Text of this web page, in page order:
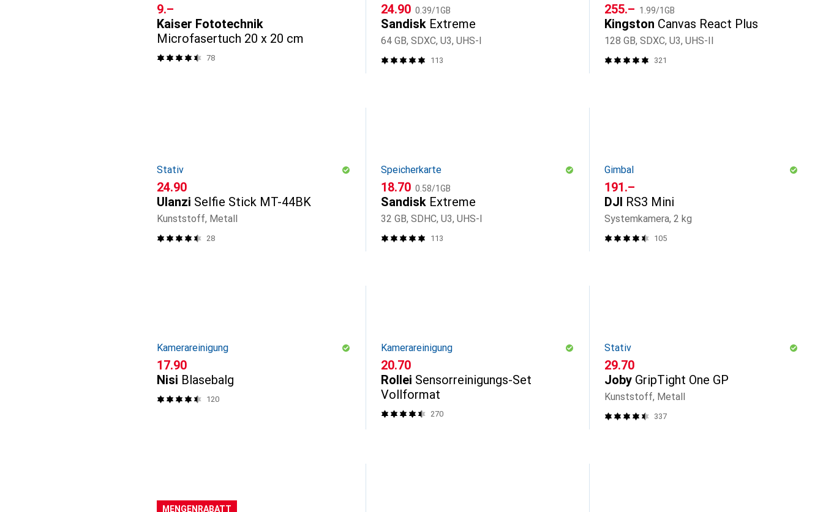
CHF
9.–
Kaiser Fototechnik
Microfasertuch 20 x 20 cm
78
CHF
24.90 CHF
0.39/1GB
Sandisk Extreme
64 GB, SDXC, U3, UHS-I
113
CHF
255.– CHF
1.99/1GB
Kingston Canvas React Plus
128 GB, SDXC, U3, UHS-II
321
Stativ
CHF
24.90
Ulanzi Selfie Stick MT-44BK
Kunststoff, Metall
28
Speicherkarte
CHF
18.70 CHF
0.58/1GB
Sandisk Extreme
32 GB, SDHC, U3, UHS-I
113
Gimbal
CHF
191.–
DJI RS3 Mini
Systemkamera, 2 kg
105
Kamerareinigung
CHF
17.90
Nisi Blasebalg
120
Kamerareinigung
CHF
20.70
Rollei Sensorreinigungs-Set
Vollformat
270
Stativ
CHF
29.70
Joby GripTight One GP
Kunststoff, Metall
337
MENGENRABATT